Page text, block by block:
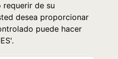
requerir de su
desea proporcionar
puede hacer